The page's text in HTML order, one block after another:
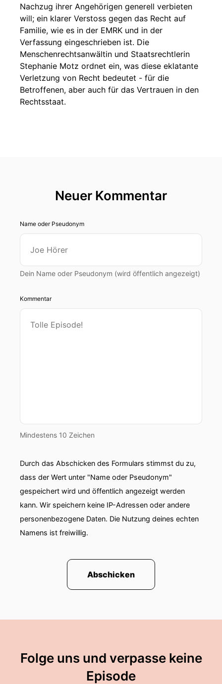
Nachzug ihrer Angehörigen generell verbieten
will; ein klarer Verstoss gegen das Recht auf
Familie, wie es in der EMRK und in der
Verfassung eingeschrieben ist. Die
Menschenrechtsanwältin und Staatsrechtlerin
Stephanie Motz ordnet ein, was diese eklatante
Verletzung von Recht bedeutet - für die
Betroffenen, aber auch für das Vertrauen in den
Rechtsstaat.
Neuer Kommentar
Name oder Pseudonym
Dein Name oder Pseudonym (wird öffentlich angezeigt)
Kommentar
Mindestens 10 Zeichen
Durch das Abschicken des Formulars stimmst du zu,
dass der Wert unter "Name oder Pseudonym"
gespeichert wird und öffentlich angezeigt werden
kann. Wir speichern keine IP-Adressen oder andere
personenbezogene Daten. Die Nutzung deines echten
Namens ist freiwillig.
Abschicken
Folge uns und verpasse keine
Episode